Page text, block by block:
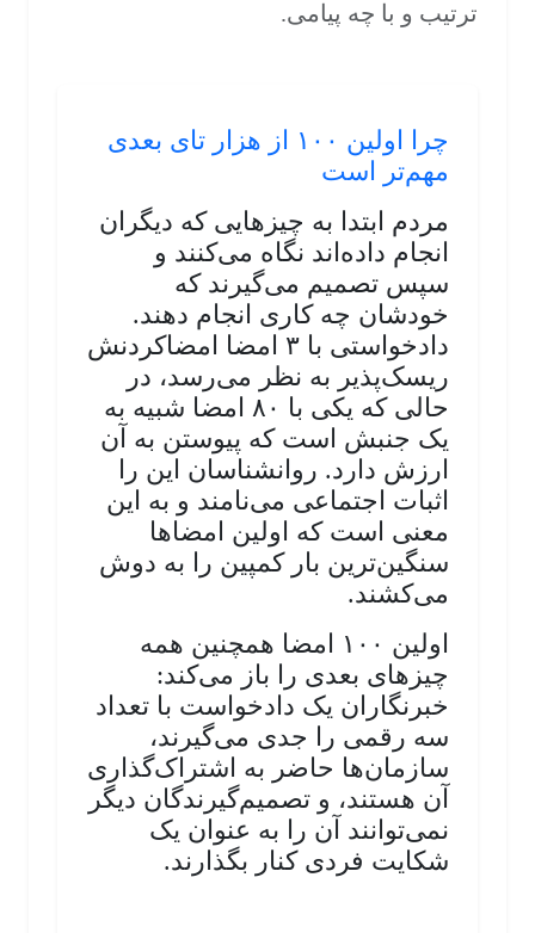
ترتیب و با چه پیامی.
چرا اولین ۱۰۰ از هزار تای بعدی
مهم‌تر است
مردم ابتدا به چیزهایی که دیگران
انجام داده‌اند نگاه می‌کنند و
سپس تصمیم می‌گیرند که
خودشان چه کاری انجام دهند.
دادخواستی با ۳ امضا امضاکردنش
ریسک‌پذیر به نظر می‌رسد، در
حالی که یکی با ۸۰ امضا شبیه به
یک جنبش است که پیوستن به آن
ارزش دارد. روانشناسان این را
اثبات اجتماعی می‌نامند و به این
معنی است که اولین امضاها
سنگین‌ترین بار کمپین را به دوش
می‌کشند.
اولین ۱۰۰ امضا همچنین همه
چیزهای بعدی را باز می‌کند:
خبرنگاران یک دادخواست با تعداد
سه رقمی را جدی می‌گیرند،
سازمان‌ها حاضر به اشتراک‌گذاری
آن هستند، و تصمیم‌گیرندگان دیگر
نمی‌توانند آن را به عنوان یک
شکایت فردی کنار بگذارند.